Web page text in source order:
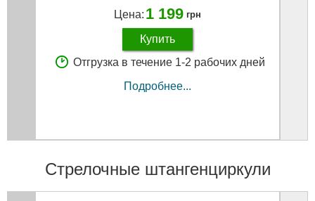
Цена: 1 199 грн
Купить
Отгрузка в течение 1-2 рабочих дней
Подробнее...
Стрелочные штангенциркули